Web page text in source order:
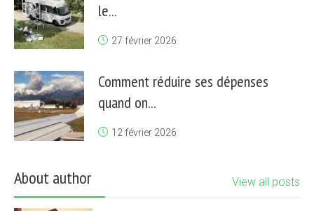
le...
27 février 2026
Comment réduire ses dépenses
quand on...
12 février 2026
About author View all posts